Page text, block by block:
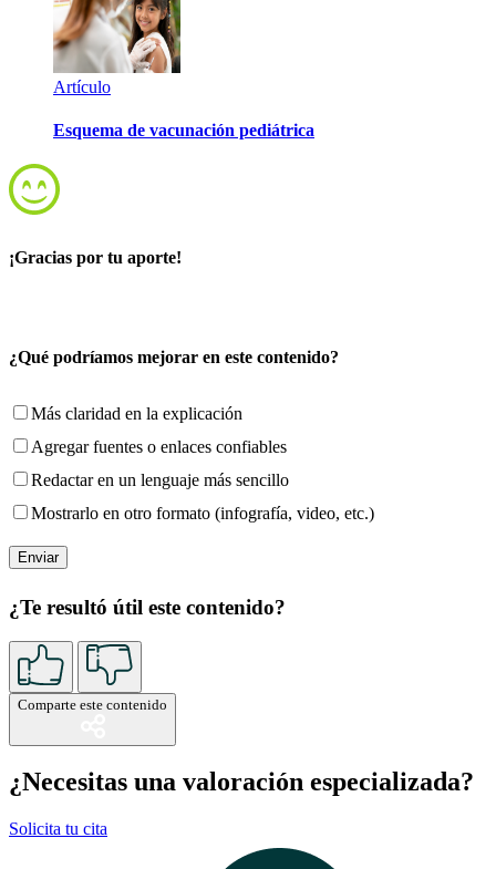
Artículo
Esquema de vacunación pediátrica
¡Gracias por tu aporte!
¿Qué podríamos mejorar en este contenido?
Más claridad en la explicación
Agregar fuentes o enlaces confiables
Redactar en un lenguaje más sencillo
Mostrarlo en otro formato (infografía, video, etc.)
¿Te resultó útil este contenido?
Comparte este contenido
¿Necesitas una valoración especializada?
Solicita tu cita